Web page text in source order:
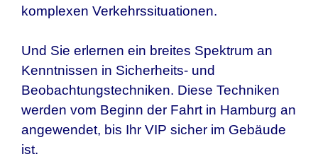
komplexen Verkehrssituationen.
Und Sie erlernen ein breites Spektrum an
Kenntnissen in Sicherheits- und
Beobachtungstechniken. Diese Techniken
werden vom Beginn der Fahrt in Hamburg an
angewendet, bis Ihr VIP sicher im Gebäude
ist.